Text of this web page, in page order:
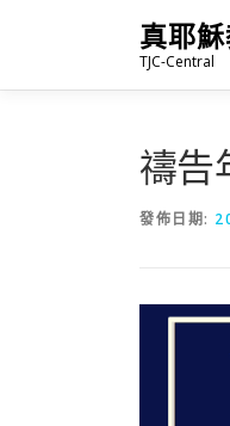
要
真耶
TJC-Central
禱告
發佈日期: